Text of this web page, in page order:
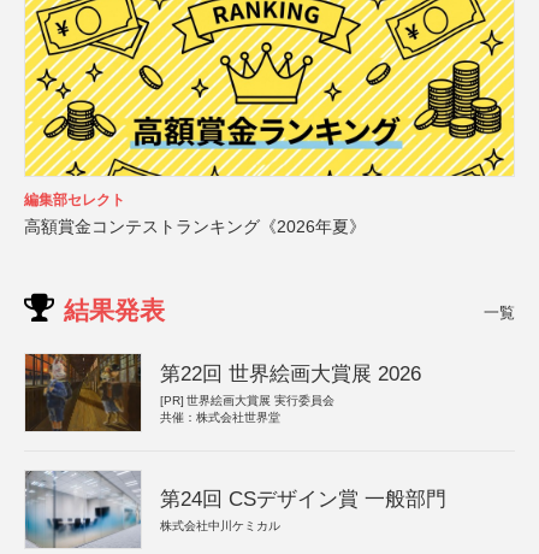
編集部セレクト
高額賞金コンテストランキング《2026年夏》
結果発表 一覧
第22回 世界絵画大賞展 2026
[PR] 世界絵画大賞展 実行委員会
共催：株式会社世界堂
第24回 CSデザイン賞 一般部門
株式会社中川ケミカル